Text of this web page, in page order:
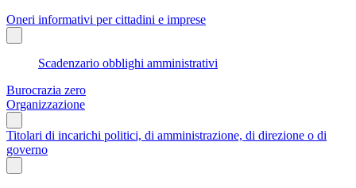
Oneri informativi per cittadini e imprese
Scadenzario obblighi amministrativi
Burocrazia zero
Organizzazione
Titolari di incarichi politici, di amministrazione, di direzione o di
governo